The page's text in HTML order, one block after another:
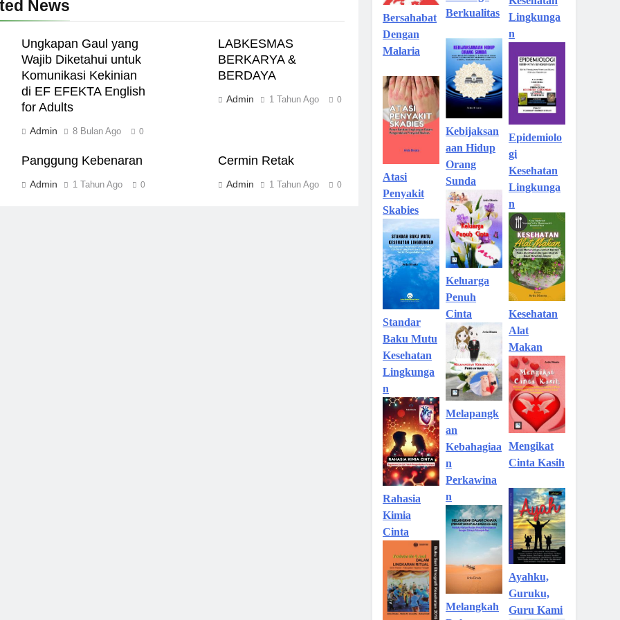
News
Ungkapan Gaul yang
Wajib Diketahui untuk
Komunikasi Kekinian
di EF EFEKTA English
for Adults
Admin 8 Bulan Ago 0
LABKESMAS
BERKARYA &
BERDAYA
Admin 1 Tahun Ago 0
Panggung Kebenaran
Admin 1 Tahun Ago 0
Cermin Retak
Admin 1 Tahun Ago 0
Bersahabat
Dengan
Malaria
Atasi
Penyakit
Skabies
Standar
Baku Mutu
Kesehatan
Lingkunga
n
Rahasia
Kimia
Cinta
Berkualitas
Kebijaksan
aan Hidup
Orang
Sunda
Keluarga
Penuh
Cinta
Melapangk
an
Kebahagiaa
n
Perkawina
n
Melangkah
Kesehatan
Lingkunga
n
Epidemiolo
gi
Kesehatan
Lingkunga
n
Kesehatan
Alat
Makan
Mengikat
Cinta Kasih
Ayahku,
Guruku,
Guru Kami